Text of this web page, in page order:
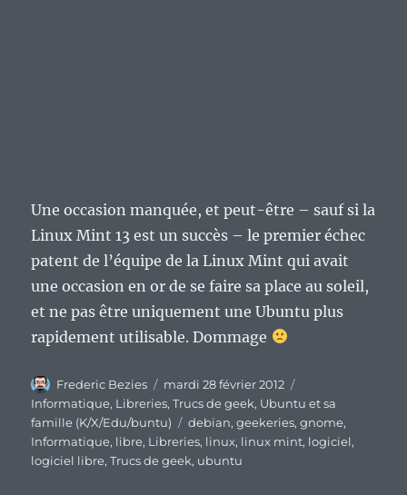
Une occasion manquée, et peut-être – sauf si la
Linux Mint 13 est un succès – le premier échec
patent de l’équipe de la Linux Mint qui avait
une occasion en or de se faire sa place au soleil,
et ne pas être uniquement une Ubuntu plus
rapidement utilisable. Dommage
Auteur
Frederic Bezies
Publié
le
mardi 28 février 2012
Informatique, Libreries,Trucs de geek, Ubuntu et sa
famille (K/X/Edu/buntu)
Étiquettes
debian,geekeries,gnome,
Informatique, libre, Libreries, linux, linux mint, logiciel,
logiciel libre,Trucs de geek, ubuntu